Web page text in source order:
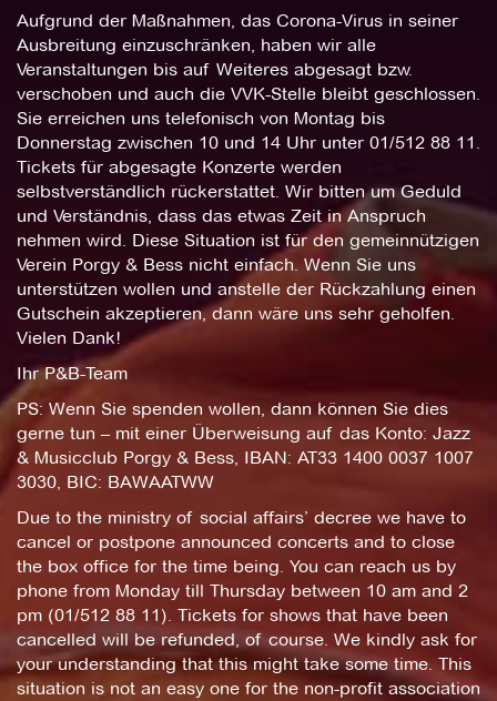
Aufgrund der Maßnahmen, das Corona-Virus in seiner
Ausbreitung einzuschränken, haben wir alle
Veranstaltungen bis auf Weiteres abgesagt bzw.
verschoben und auch die VVK-Stelle bleibt geschlossen.
Sie erreichen uns telefonisch von Montag bis
Donnerstag zwischen 10 und 14 Uhr unter 01/512 88 11.
Tickets für abgesagte Konzerte werden
selbstverständlich rückerstattet. Wir bitten um Geduld
und Verständnis, dass das etwas Zeit in Anspruch
nehmen wird. Diese Situation ist für den gemeinnützigen
Verein Porgy & Bess nicht einfach. Wenn Sie uns
unterstützen wollen und anstelle der Rückzahlung einen
Gutschein akzeptieren, dann wäre uns sehr geholfen.
Vielen Dank!
Ihr P&B-Team
PS: Wenn Sie spenden wollen, dann können Sie dies
gerne tun – mit einer Überweisung auf das Konto: Jazz
& Musicclub Porgy & Bess, IBAN: AT33 1400 0037 1007
3030, BIC: BAWAATWW
Due to the ministry of social affairs’ decree we have to
cancel or postpone announced concerts and to close
the box office for the time being. You can reach us by
phone from Monday till Thursday between 10 am and 2
pm (01/512 88 11). Tickets for shows that have been
cancelled will be refunded, of course. We kindly ask for
your understanding that this might take some time. This
situation is not an easy one for the non-profit association